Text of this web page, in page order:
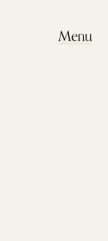
Menu